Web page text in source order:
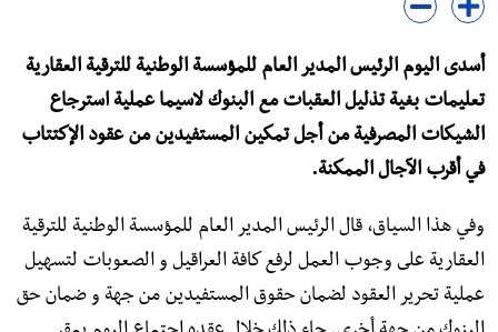
أسدى اليوم الرئيس المدير العام للمؤسسة الوطنية للترقية العقارية
تعليمات بغية تذليل العقبات مع البنوك لاسيما عملية استرجاع
الشيكات المصرفية من أجل تمكين المستفيدين من عقود الإكتتاب
في أقرب الآجال الممكنة.
وفي هذا السياق، قال الرئيس المدير العام للمؤسسة الوطنية للترقية
العقارية على وجوب العمل لرفع كافة العراقيل و الصعوبات لتسهيل
عملية تحرير العقود لضمان حقوق المستفيدين من جهة و ضمان حق